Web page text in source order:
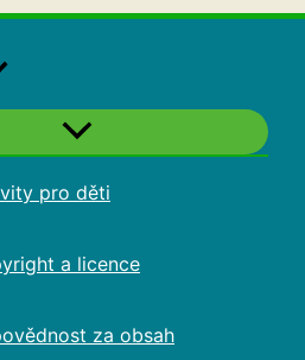
pro děti
a licence
za obsah